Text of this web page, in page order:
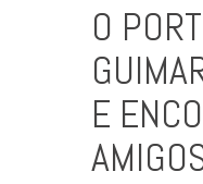
O
E